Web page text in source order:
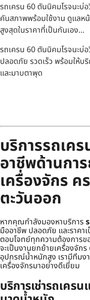
รถเครน 60 ตันนิคมโรจนะบ่
คันสภาพพร้อมใช้งาน ดูแลห
สูงสุดในราคาที่เป็นกันเอง…
รถเครน 60 ตันนิคมโรจนะบ่
ปลอดภัย รวดเร็ว พร้อมให้บ
และมาบตาพุด
บริการรถเค
อาชีพด้านกา
เครื่องจักร
ตะวันออก
หากคุณกำลังมองหาบริการ
มืออาชีพ ปลอดภัย และราคา
ตอบโจทย์ทุกความต้องการข
จะเป็นงานยกย้ายเครื่องจัก
อุปกรณ์น้ำหนักสูง เรามีทีมง
เครื่องจักรมาอย่างดีเยี่ยม
บริการเช่ารถเคร